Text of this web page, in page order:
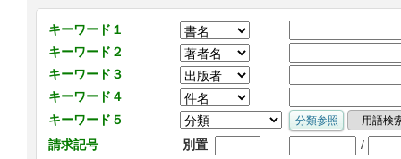
キーワード１
キーワード２
キーワード３
キーワード４
キーワード５
請求記号
別置 /